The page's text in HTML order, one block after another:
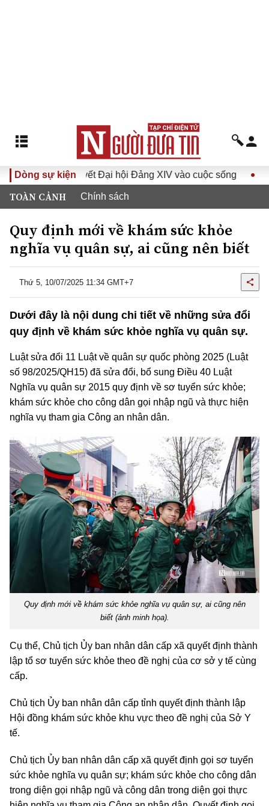
Dòng sự kiện
Nghị quyết Đại hội Đảng XIV vào cuộc sống Hướng
TOÀN CẢNH Chính sách
Quy định mới về khám sức khỏe
nghĩa vụ quân sự, ai cũng nên biết
Thứ 5, 10/07/2025 11:34 GMT+7
Dưới đây là nội dung chi tiết về những sửa đổi
quy định về khám sức khỏe nghĩa vụ quân sự.
Luật sửa đổi 11 Luật về quân sự quốc phòng 2025 (Luật
số 98/2025/QH15) đã sửa đổi, bổ sung Điều 40 Luật
Nghĩa vụ quân sự 2015 quy định về sơ tuyển sức khỏe;
khám sức khỏe cho công dân gọi nhập ngũ và thực hiện
nghĩa vụ tham gia Công an nhân dân.
Quy định mới về khám sức khỏe nghĩa vụ quân sự, ai cũng nên
biết (ảnh minh họa).
Cụ thể, Chủ tịch Ủy ban nhân dân cấp xã quyết định thành
lập tổ sơ tuyển sức khỏe theo đề nghị của cơ sở y tế cùng
cấp.
Chủ tịch Ủy ban nhân dân cấp tỉnh quyết định thành lập
Hội đồng khám sức khỏe khu vực theo đề nghị của Sở Y
tế.
Chủ tịch Ủy ban nhân dân cấp xã quyết định gọi sơ tuyển
sức khỏe nghĩa vụ quân sự; khám sức khỏe cho công dân
trong diện gọi nhập ngũ và công dân trong diện gọi thực